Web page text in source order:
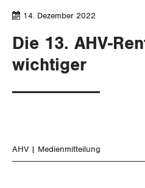
Gewerkschaftsrechte
Arbeitssicherheit und
Überbrückungsleistung
Ergänzungsleistungen
Unfallversicherung
14. Dezember 2022
Die 13. AHV-
wichtiger
AHV Medienmitteilung